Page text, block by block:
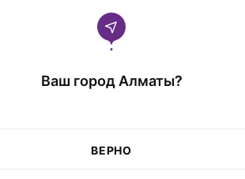
Ваш город Алматы?
ВЕРНО